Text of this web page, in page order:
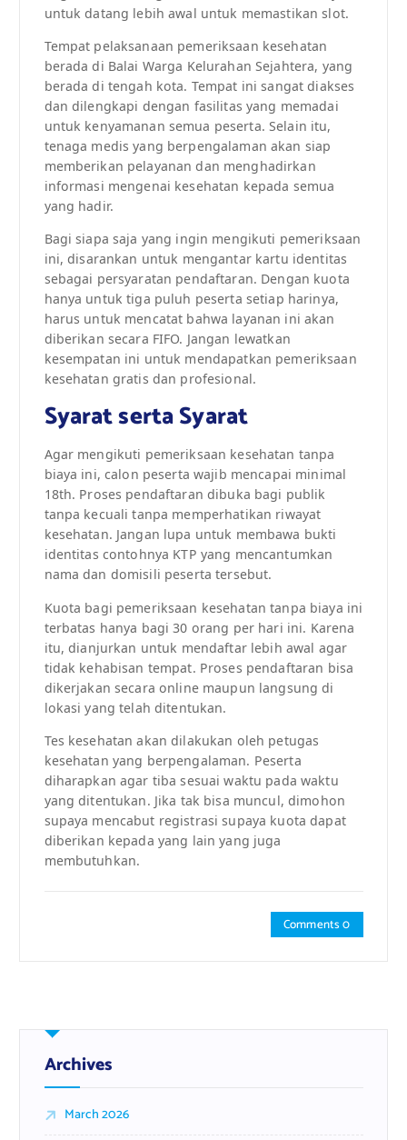
untuk datang lebih awal untuk memastikan slot.
Tempat pelaksanaan pemeriksaan kesehatan
berada di Balai Warga Kelurahan Sejahtera, yang
berada di tengah kota. Tempat ini sangat diakses
dan dilengkapi dengan fasilitas yang memadai
untuk kenyamanan semua peserta. Selain itu,
tenaga medis yang berpengalaman akan siap
memberikan pelayanan dan menghadirkan
informasi mengenai kesehatan kepada semua
yang hadir.
Bagi siapa saja yang ingin mengikuti pemeriksaan
ini, disarankan untuk mengantar kartu identitas
sebagai persyaratan pendaftaran. Dengan kuota
hanya untuk tiga puluh peserta setiap harinya,
harus untuk mencatat bahwa layanan ini akan
diberikan secara FIFO. Jangan lewatkan
kesempatan ini untuk mendapatkan pemeriksaan
kesehatan gratis dan profesional.
Syarat serta Syarat
Agar mengikuti pemeriksaan kesehatan tanpa
biaya ini, calon peserta wajib mencapai minimal
18th. Proses pendaftaran dibuka bagi publik
tanpa kecuali tanpa memperhatikan riwayat
kesehatan. Jangan lupa untuk membawa bukti
identitas contohnya KTP yang mencantumkan
nama dan domisili peserta tersebut.
Kuota bagi pemeriksaan kesehatan tanpa biaya ini
terbatas hanya bagi 30 orang per hari ini. Karena
itu, dianjurkan untuk mendaftar lebih awal agar
tidak kehabisan tempat. Proses pendaftaran bisa
dikerjakan secara online maupun langsung di
lokasi yang telah ditentukan.
Tes kesehatan akan dilakukan oleh petugas
kesehatan yang berpengalaman. Peserta
diharapkan agar tiba sesuai waktu pada waktu
yang ditentukan. Jika tak bisa muncul, dimohon
supaya mencabut registrasi supaya kuota dapat
diberikan kepada yang lain yang juga
membutuhkan.
Comments 0
Archives
March 2026